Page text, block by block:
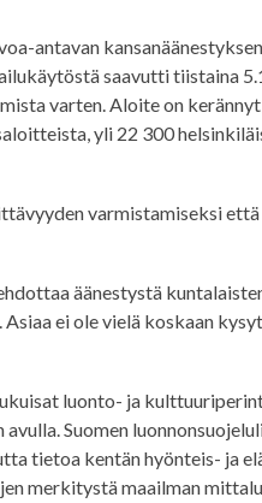
antavan kansanäänestyksen
saavutti tiistaina
varten. Aloite on kerännyt
yli 22 300
varmistamiseksi
äänestystä
ei ole vielä koskaan
luonto- ja
Suomen
tietoa kentän hyönteis- ja
merkitystä maailman